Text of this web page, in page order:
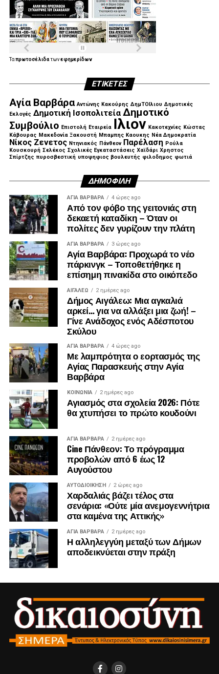
.
Ταπρωτοσέλιδατωνεφημερίδων
ΕΤΙΚΈΤΕΣ
Αγία Βαρβάρα Αντώνης Κακούρης ΔημΤΟΙλιου Δημοτικές
Εκλογές Δημοτική Ισοπολιτεία Δημοτικό
Συμβούλιο Επιστολή Εταιρεία Ιλιον Κακοτεχνίες Κώστας
Κάβουρας Μακεδονία Ξακουστή Μπαμπης Καουκης Νέα Δημοκρατία
Νίκος Ζενετος Ντηνιακός Πάνθεον Παρέλαση Ρούλα
Κουσκουρή Σελέκος Σχολικές Εγκαταστάσεις Χαϊδάρι Χρηστος
Σπίρτζης πυροσβεστική υποψηφιος βουλευτής φιλοδημος φωτιά
ΔΗΜΟΦΙΛΉ
ΑΓΙΑ ΒΑΡΒΑΡΑ 4 ώρες ago
Από τον φόβο της γειτονιάς στη
δεκαετή καταδίκη – Όταν οι
πολίτες δεν γυρίζουν την πλάτη
ΑΓΙΑ ΒΑΡΒΑΡΑ 3 ώρες ago
Αγία Βαρβάρα: Προχωρά το νέο
πάρκινγκ – Τοποθετήθηκε η
επίσημη πινακίδα στο οικόπεδο
ΑΙΓΑΛΕΩ 2 ημέρες ago
Δήμος Αιγάλεω: Μια αγκαλιά
αρκεί… για να αλλάξει μια ζωή! –
Γίνε Ανάδοχος ενός Αδέσποτου
Σκύλου
ΑΓΙΑ ΒΑΡΒΑΡΑ 4 ώρες ago
Με λαμπρότητα ο εορτασμός της
Αγίας Παρασκευής στην Αγία
Βαρβάρα
ΚΟΙΝΩΝΊΑ 2 ημέρες ago
Αγιασμός στα σχολεία 2026: Πότε
θα χτυπήσει το πρώτο κουδούνι
ΑΓΙΑ ΒΑΡΒΑΡΑ 2 ημέρες ago
Cine Πάνθεον: Το πρόγραμμα
προβολών από 6 έως 12
Αυγούστου
ΑΥΤΟΔΙΟΊΚΗΣΗ 2 ώρες ago
Χαρδαλιάς βάζει τέλος στα
σενάρια: «Ούτε μία ανεμογεννήτρια
στα καμένα της Αττικής»
ΑΓΙΑ ΒΑΡΒΑΡΑ 2 ημέρες ago
Η αλληλεγγύη μεταξύ των Δήμων
αποδεικνύεται στην πράξη